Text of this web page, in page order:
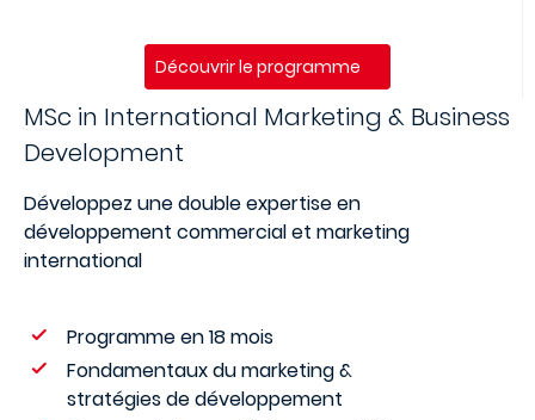
Découvrir le programme
MSc in International Marketing & Business
Development
Développez une double expertise en
développement commercial et marketing
international
Programme en 18 mois
Fondamentaux du marketing &
stratégies de développement